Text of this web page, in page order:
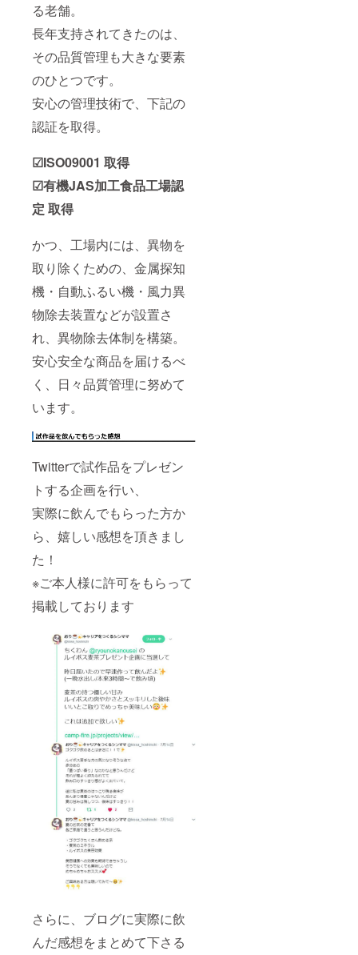
る老舗。
長年支持されてきたのは、
その品質管理も大きな要素
のひとつです。
安心の管理技術で、下記の
認証を取得。
☑ISO09001 取得
☑有機JAS加工食品工場認
定 取得
かつ、工場内には、異物を
取り除くための、金属探知
機・自動ふるい機・風力異
物除去装置などが設置さ
れ、異物除去体制を構築。
安心安全な商品を届けるべ
く、日々品質管理に努めて
います。
Twitterで試作品をプレゼン
トする企画を行い、
実際に飲んでもらった方か
ら、嬉しい感想を頂きまし
た！
※ご本人様に許可をもらって
掲載しております
さらに、ブログに実際に飲
んだ感想をまとめて下さる